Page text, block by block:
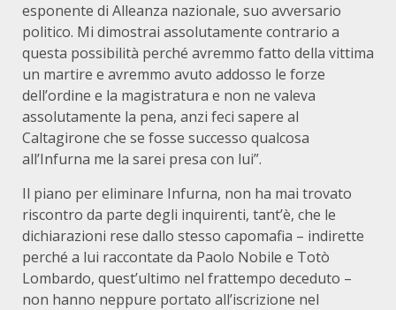
esponente di Alleanza nazionale, suo avversario
politico. Mi dimostrai assolutamente contrario a
questa possibilità perché avremmo fatto della vittima
un martire e avremmo avuto addosso le forze
dell’ordine e la magistratura e non ne valeva
assolutamente la pena, anzi feci sapere al
Caltagirone che se fosse successo qualcosa
all’Infurna me la sarei presa con lui”.
Il piano per eliminare Infurna, non ha mai trovato
riscontro da parte degli inquirenti, tant’è, che le
dichiarazioni rese dallo stesso capomafia – indirette
perché a lui raccontate da Paolo Nobile e Totò
Lombardo, quest’ultimo nel frattempo deceduto –
non hanno neppure portato all’iscrizione nel